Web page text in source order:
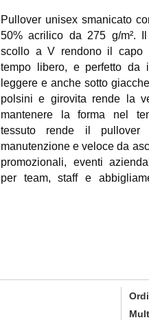
Pullover unisex smanicato
50% acrilico da 275 g/m².
scollo a V rendono il capo
tempo libero, e perfetto da
leggere e anche sotto
polsini e girovita rende la
mantenere la forma nel
tessuto rende il
manutenzione e veloce da
promozionali, eventi
per team, staff e
professionali e tempo